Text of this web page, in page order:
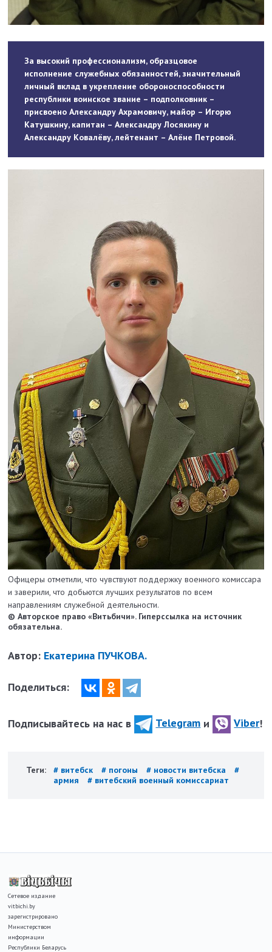
За высокий профессионализм, образцовое
исполнение служебных обязанностей, значительный
личный вклад в укрепление обороноспособности
республики воинское звание – подполковник –
присвоено Александру Ахрамовичу, майор – Игорю
Катушкину, капитан – Александру Лосякину и
Александру Ковалёву, лейтенант – Алёне Петровой.
Офицеры отметили, что чувствуют поддержку военного комиссара
и заверили, что добьются лучших результатов по всем
направлениям служебной деятельности.
© Авторское право «Витьбичи». Гиперссылка на источник
обязательна.
Автор: Екатерина ПУЧКОВА.
Поделиться:
Подписывайтесь на нас в Telegram и Viber!
Теги: # витебск # погоны # новости витебска
#
армия
# витебский военный комиссариат
Сетевое издание
vitbichi.by
зарегистрировано
Министерством
информации
Республики Беларусь